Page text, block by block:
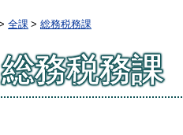
全課 総務税務課
総務税務課